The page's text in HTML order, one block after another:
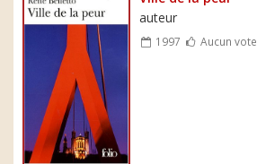
auteur
1997 Aucun vote